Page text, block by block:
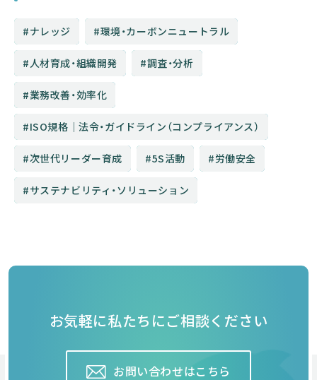
ナレッジ 環境・カーボンニュートラル
人材育成・組織開発 調査・分析
業務改善・効率化
ISO規格│法令・ガイドライン（コンプライアンス）
次世代リーダー育成 5S活動 労働安全
サステナビリティ・ソリューション
お気軽に私たちにご相談ください
お問い合わせはこちら